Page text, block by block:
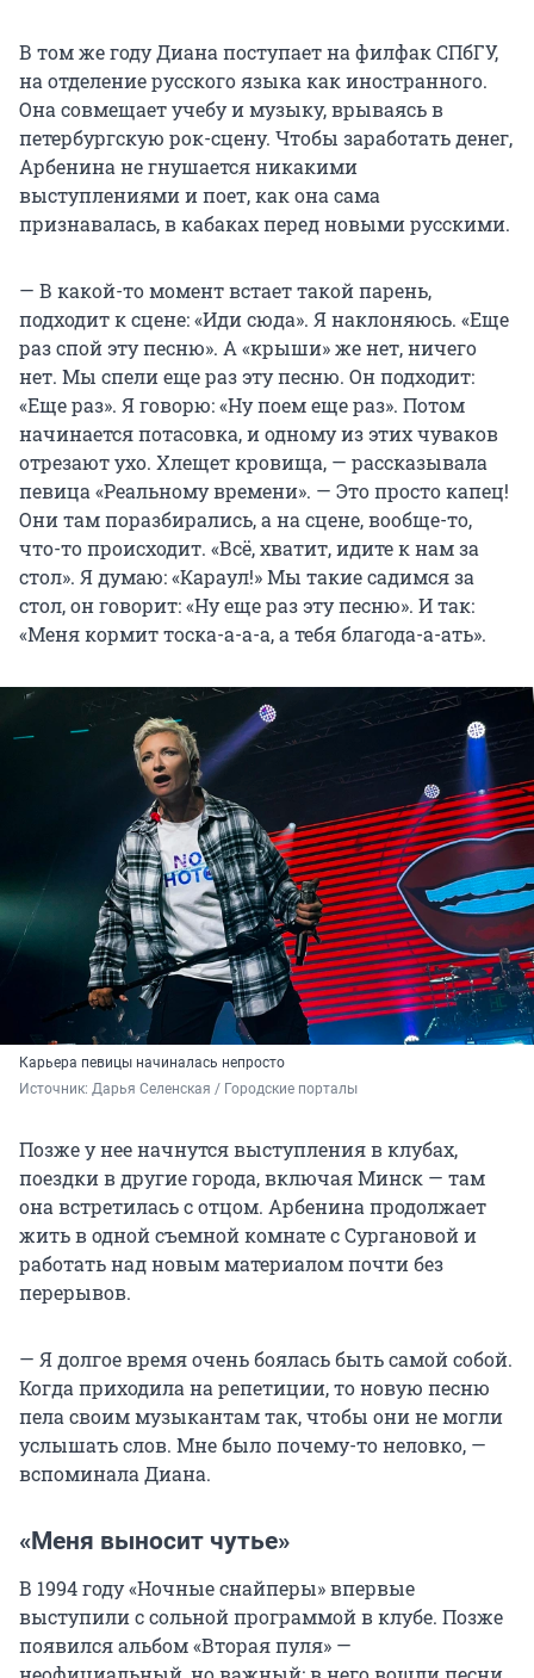
В том же году Диана поступает на филфак СПбГУ,
на отделение русского языка как иностранного.
Она совмещает учебу и музыку, врываясь в
петербургскую рок-сцену. Чтобы заработать денег,
Арбенина не гнушается никакими
выступлениями и поет, как она сама
признавалась, в кабаках перед новыми русскими.
— В какой-то момент встает такой парень,
подходит к сцене: «Иди сюда». Я наклоняюсь. «Еще
раз спой эту песню». А «крыши» же нет, ничего
нет. Мы спели еще раз эту песню. Он подходит:
«Еще раз». Я говорю: «Ну поем еще раз». Потом
начинается потасовка, и одному из этих чуваков
отрезают ухо. Хлещет кровища, — рассказывала
певица «Реальному времени». — Это просто капец!
Они там поразбирались, а на сцене, вообще-то,
что-то происходит. «Всё, хватит, идите к нам за
стол». Я думаю: «Караул!» Мы такие садимся за
стол, он говорит: «Ну еще раз эту песню». И так:
«Меня кормит тоска-а-а-а, а тебя благода-а-ать».
Карьера певицы начиналась непросто
Источник: Дарья Селенская / Городские порталы
Позже у нее начнутся выступления в клубах,
поездки в другие города, включая Минск — там
она встретилась с отцом. Арбенина продолжает
жить в одной съемной комнате с Сургановой и
работать над новым материалом почти без
перерывов.
— Я долгое время очень боялась быть самой собой.
Когда приходила на репетиции, то новую песню
пела своим музыкантам так, чтобы они не могли
услышать слов. Мне было почему-то неловко, —
вспоминала Диана.
«Меня выносит чутье»
В 1994 году «Ночные снайперы» впервые
выступили с сольной программой в клубе. Позже
появился альбом «Вторая пуля» —